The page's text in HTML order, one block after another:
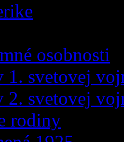
osobnosti
1. svetovej
2. svetovej
rodiny